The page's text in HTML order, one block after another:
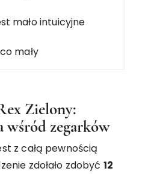
mało intuicyjne
mały
Zielony:
wśród zegarków
z całą pewnością
zdołało zdobyć 12